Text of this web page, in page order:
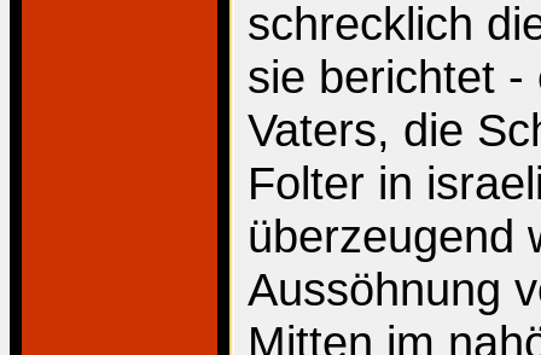
schrecklich
sie berichtet -
Vaters, die
Folter in
überzeugend
Aussöhnung
Mitten im